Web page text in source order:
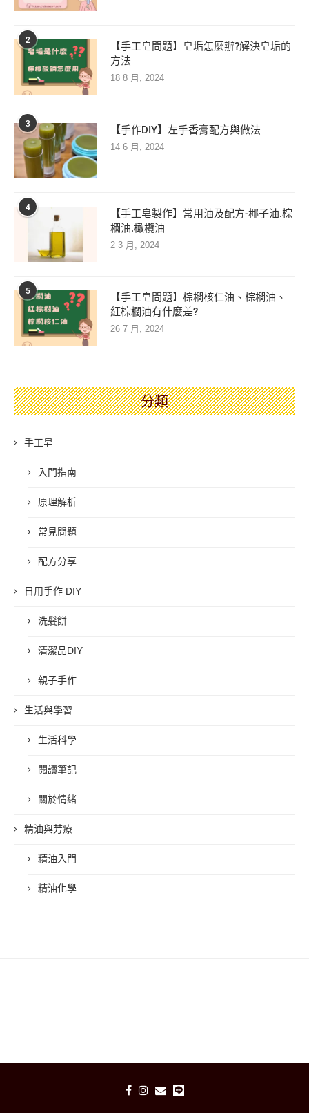
2
【手工皂問題】皂垢怎麼辦?解決皂垢的
方法
18 8 月, 2024
3 【手作DIY】左手香膏配方與做法
14 6 月, 2024
4
【手工皂製作】常用油及配方-椰子油.棕
櫚油.橄欖油
2 3 月, 2024
5
【手工皂問題】棕櫚核仁油、棕櫚油、
紅棕櫚油有什麼差?
26 7 月, 2024
分類
手工皂
入門指南
原理解析
常見問題
配方分享
日用手作 DIY
洗髮餅
清潔品DIY
親子手作
生活與學習
生活科學
閱讀筆記
關於情緒
精油與芳療
精油入門
精油化學